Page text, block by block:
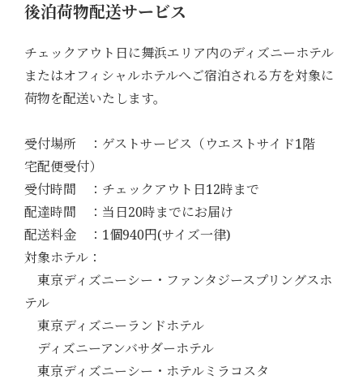
後泊荷物配送サービス
チェックアウト日に舞浜エリア内のディズニーホテル
またはオフィシャルホテルへご宿泊される方を対象に
荷物を配送いたします。
受付場所 ：ゲストサービス（ウエストサイド1階
宅配便受付）
受付時間 ：チェックアウト日12時まで
配達時間 ：当日20時までにお届け
配送料金 ：1個940円(サイズ一律)
対象ホテル：
東京ディズニーシー・ファンタジースプリングスホ
テル
東京ディズニーランドホテル
ディズニーアンバサダーホテル
東京ディズニーシー・ホテルミラコスタ